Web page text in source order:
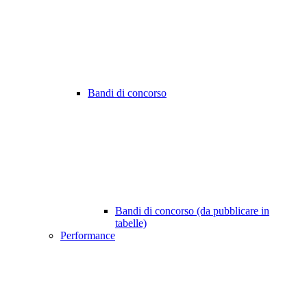
Bandi di concorso
Bandi di concorso (da pubblicare in
tabelle)
Performance